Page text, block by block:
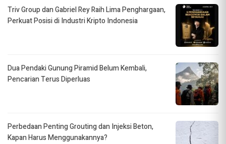
Triv Group dan Gabriel Rey Raih Lima Penghargaan,
Perkuat Posisi di Industri Kripto Indonesia
Dua Pendaki Gunung Piramid Belum Kembali,
Pencarian Terus Diperluas
Perbedaan Penting Grouting dan Injeksi Beton,
Kapan Harus Menggunakannya?